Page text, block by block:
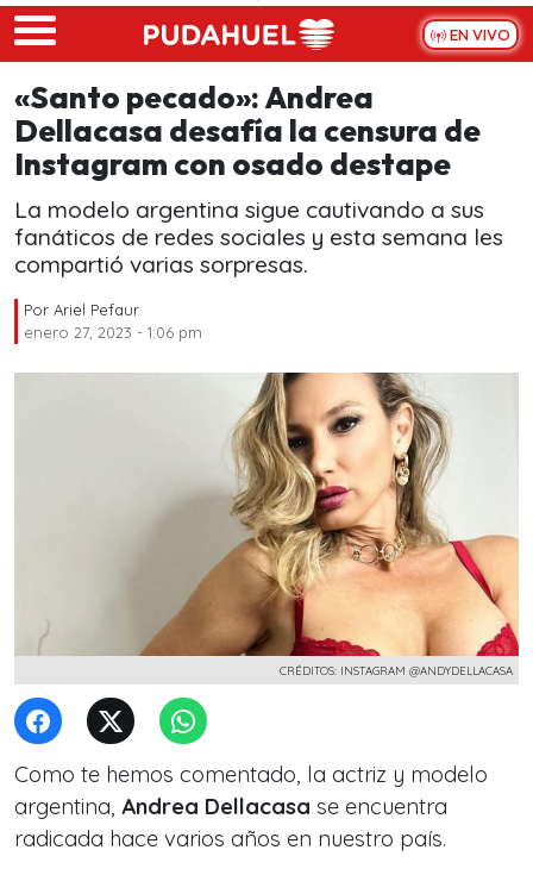
Skip to main content
EN VIVO
«Santo pecado»: Andrea
Dellacasa desafía la censura de
Instagram con osado destape
La modelo argentina sigue cautivando a sus
fanáticos de redes sociales y esta semana les
compartió varias sorpresas.
Por Ariel Pefaur
enero 27, 2023 - 1:06 pm
CRÉDITOS: INSTAGRAM @ANDYDELLACASA
Como te hemos comentado, la actriz y modelo
argentina, Andrea Dellacasa se encuentra
radicada hace varios años en nuestro país.